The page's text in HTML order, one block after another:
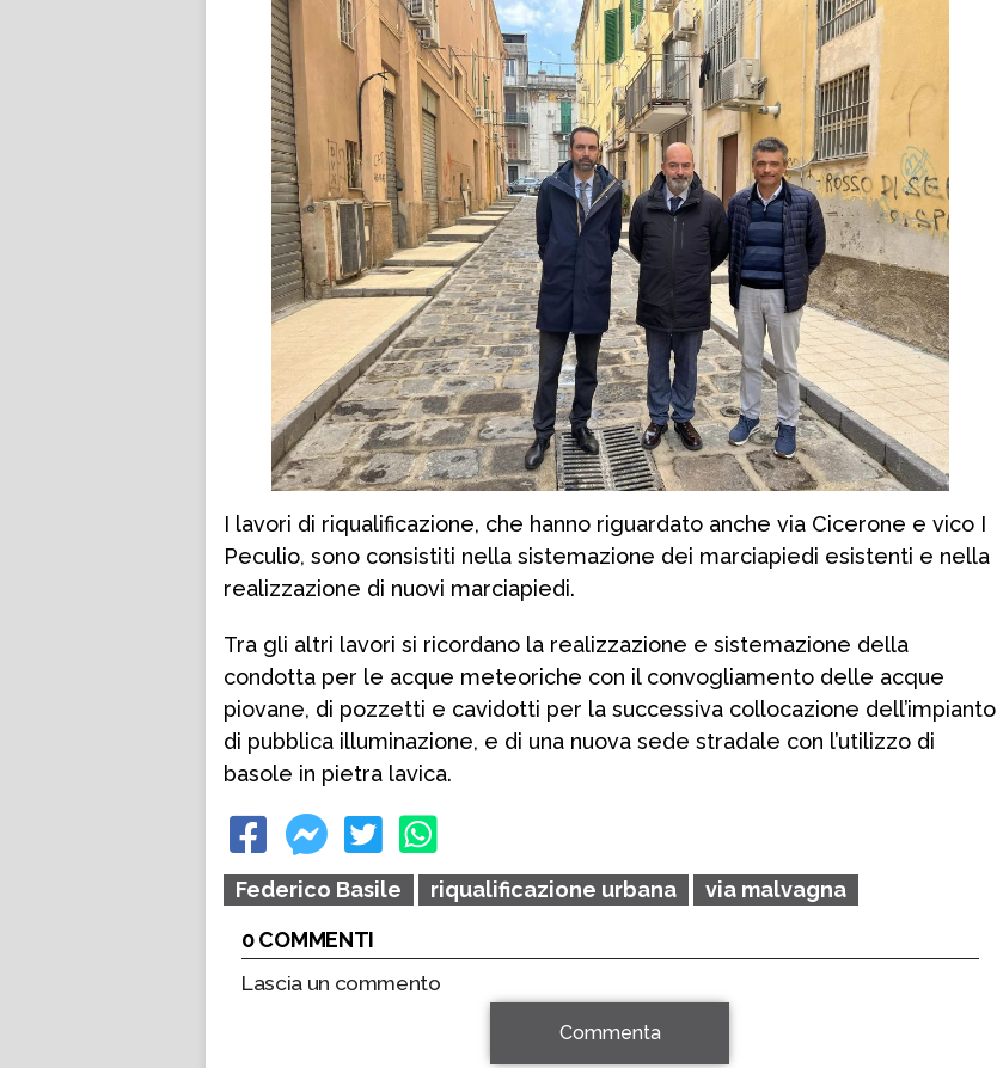
I lavori di riqualificazione, che hanno riguardato anche via Cicerone e vico I
Peculio, sono consistiti nella sistemazione dei marciapiedi esistenti e nella
realizzazione di nuovi marciapiedi.
Tra gli altri lavori si ricordano la realizzazione e sistemazione della
condotta per le acque meteoriche con il convogliamento delle acque
piovane, di pozzetti e cavidotti per la successiva collocazione dell’impianto
di pubblica illuminazione, e di una nuova sede stradale con l’utilizzo di
basole in pietra lavica.
Federico Basile riqualificazione urbana
via malvagna
0 COMMENTI
Lascia un commento
Commenta